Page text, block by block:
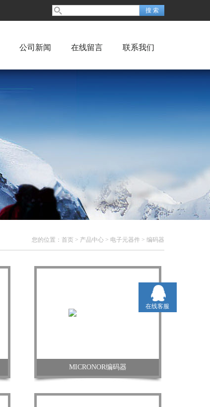
公司新闻 在线留言 联系我们
您的位置： 首页 > 产品中心 > 电子元器件 > 编码器
MICRONOR编码器
在线客服